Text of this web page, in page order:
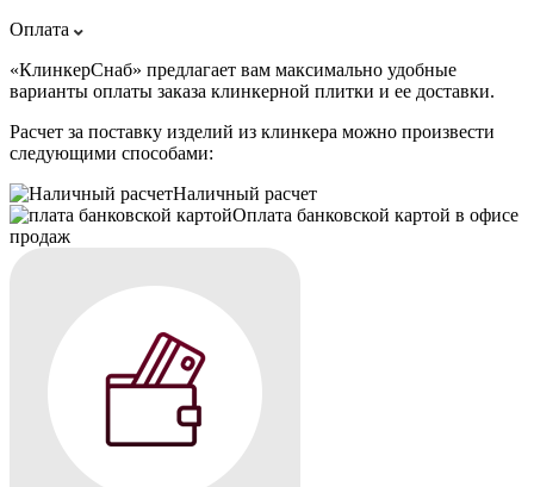
Оплата
«КлинкерСнаб» предлагает вам максимально удобные
варианты оплаты заказа клинкерной плитки и ее доставки.
Расчет за поставку изделий из клинкера можно произвести
следующими способами:
Наличный расчет
Оплата банковской картой в офисе
продаж